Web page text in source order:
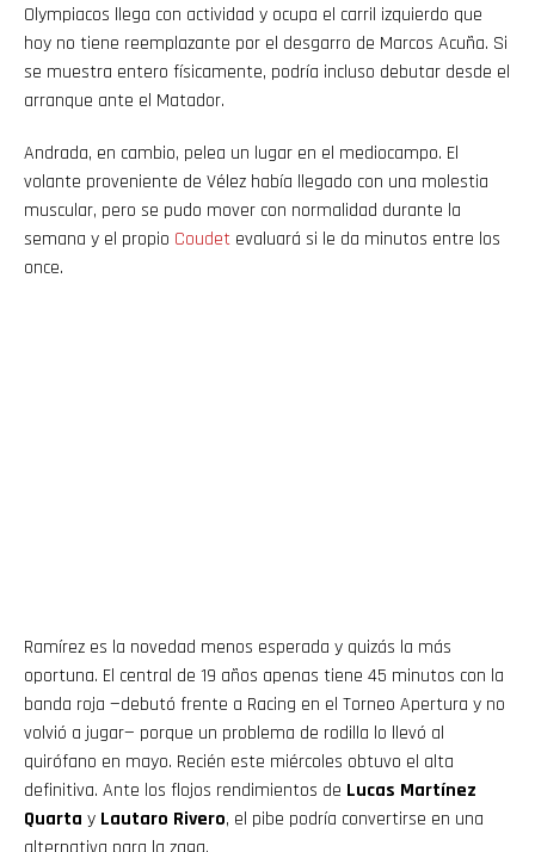
Olympiacos llega con actividad y ocupa el carril izquierdo que
hoy no tiene reemplazante por el desgarro de Marcos Acuña. Si
se muestra entero físicamente, podría incluso debutar desde el
arranque ante el Matador.
Andrada, en cambio, pelea un lugar en el mediocampo. El
volante proveniente de Vélez había llegado con una molestia
muscular, pero se pudo mover con normalidad durante la
semana y el propio Coudet evaluará si le da minutos entre los
once.
Ramírez es la novedad menos esperada y quizás la más
oportuna. El central de 19 años apenas tiene 45 minutos con la
banda roja —debutó frente a Racing en el Torneo Apertura y no
volvió a jugar— porque un problema de rodilla lo llevó al
quirófano en mayo. Recién este miércoles obtuvo el alta
definitiva. Ante los flojos rendimientos de Lucas Martínez
Quarta y Lautaro Rivero, el pibe podría convertirse en una